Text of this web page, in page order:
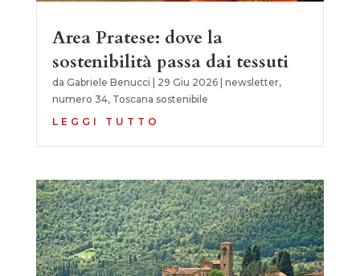
Area Pratese: dove la
sostenibilità passa dai tessuti
da Gabriele Benucci 29 Giu 2026| newsletter,
numero 34, Toscana sostenibile
LEGGI TUTTO